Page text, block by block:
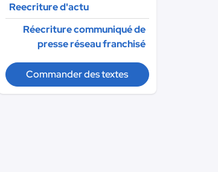
Reecriture d'actu
Réecriture communiqué de
presse réseau franchisé
Commander des textes